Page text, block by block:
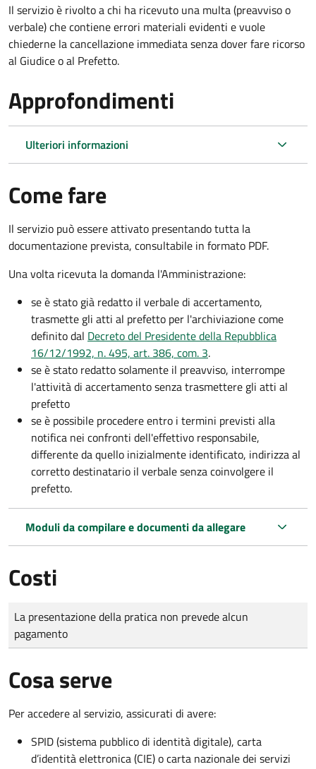
Il servizio è rivolto a chi ha ricevuto una multa (preavviso o
verbale) che contiene errori materiali evidenti e vuole
chiederne la cancellazione immediata senza dover fare ricorso
al Giudice o al Prefetto.
Approfondimenti
Ulteriori informazioni
Come fare
Il servizio può essere attivato presentando tutta la
documentazione prevista, consultabile in formato PDF.
Una volta ricevuta la domanda l'Amministrazione:
se è stato già redatto il verbale di accertamento,
trasmette gli atti al prefetto per l'archiviazione come
definito dal Decreto del Presidente della Repubblica
16/12/1992, n. 495, art. 386, com. 3.
se è stato redatto solamente il preavviso, interrompe
l'attività di accertamento senza trasmettere gli atti al
prefetto
se è possibile procedere entro i termini previsti alla
notifica nei confronti dell'effettivo responsabile,
differente da quello inizialmente identificato, indirizza al
corretto destinatario il verbale senza coinvolgere il
prefetto.
Moduli da compilare e documenti da allegare
Costi
Tipo di pagamento
Importo
La presentazione della pratica non prevede alcun
pagamento
Cosa serve
Per accedere al servizio, assicurati di avere:
SPID (sistema pubblico di identità digitale), carta
d’identità elettronica (CIE) o carta nazionale dei servizi